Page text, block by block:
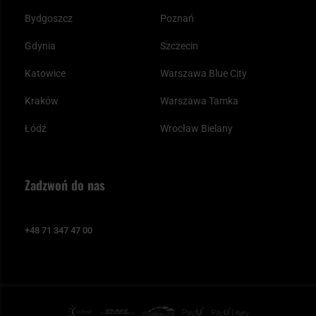
Bydgoszcz
Gdynia
Katowice
Kraków
Łódź
Poznań
Szczecin
Warszawa Blue City
Warszawa Tamka
Wrocław Bielany
Zadzwoń do nas
+48 71 347 47 00